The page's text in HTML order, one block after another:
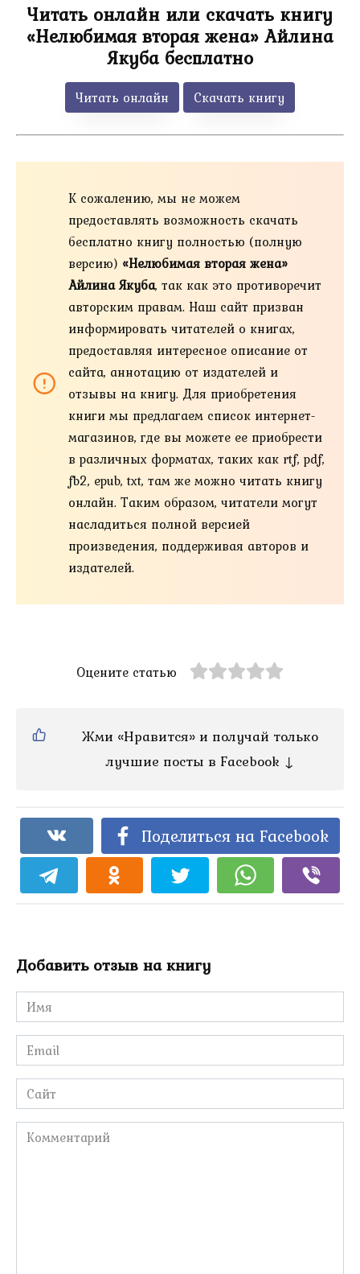
Читать онлайн или скачать книгу
«Нелюбимая вторая жена» Айлина
Якуба бесплатно
Читать онлайн Скачать книгу
К сожалению, мы не можем
предоставлять возможность скачать
бесплатно книгу полностью (полную
версию) «Нелюбимая вторая жена»
Айлина Якуба, так как это противоречит
авторским правам. Наш сайт призван
информировать читателей о книгах,
предоставляя интересное описание от
сайта, аннотацию от издателей и
отзывы на книгу. Для приобретения
книги мы предлагаем список интернет-
магазинов, где вы можете ее приобрести
в различных форматах, таких как rtf, pdf,
fb2, epub, txt, там же можно читать книгу
онлайн. Таким образом, читатели могут
насладиться полной версией
произведения, поддерживая авторов и
издателей.
Оцените статью
Жми «Нравится» и получай только
лучшие посты в Facebook ↓
Поделиться на Facebook
Добавить отзыв на книгу
Имя
*
Email
*
Сайт
Комментарий